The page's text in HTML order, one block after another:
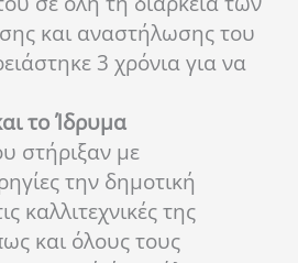
και αναστήλωσης του
3 χρόνια για να
το Ίδρυμα
στήριξαν με
την δημοτική
καλλιτεχνικές της
και όλους τους